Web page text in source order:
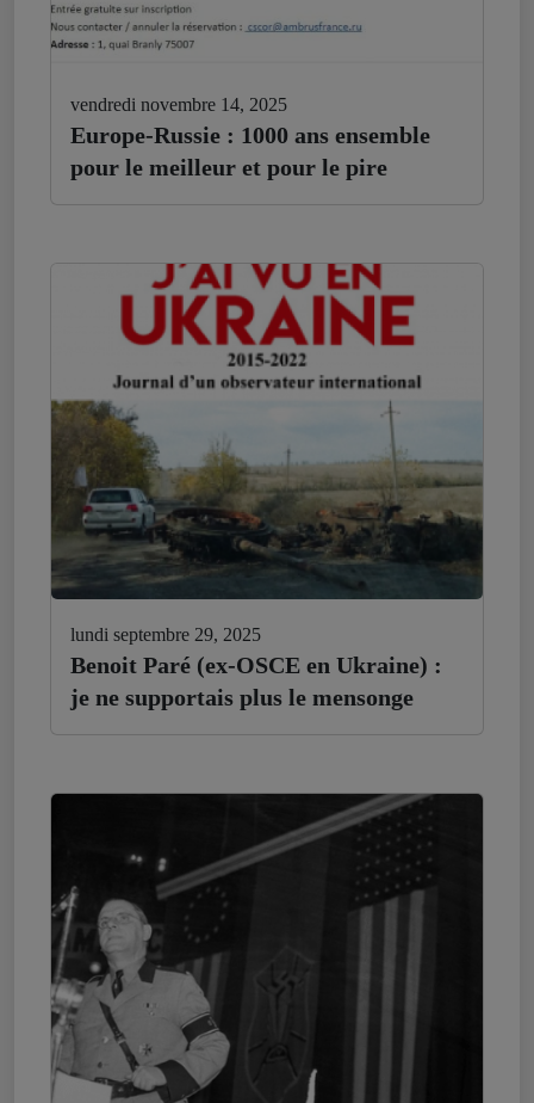
vendredi novembre 14, 2025
Europe-Russie : 1000 ans ensemble
pour le meilleur et pour le pire
lundi septembre 29, 2025
Benoit Paré (ex-OSCE en Ukraine) :
je ne supportais plus le mensonge